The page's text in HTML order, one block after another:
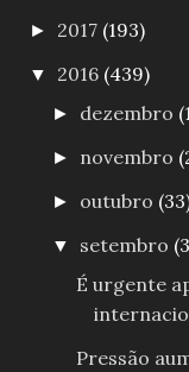
► 2017 (193)
▼ 2016 (439)
► dezembro
► novembro
► outubro
▼ setembro
É urgente
Pressão